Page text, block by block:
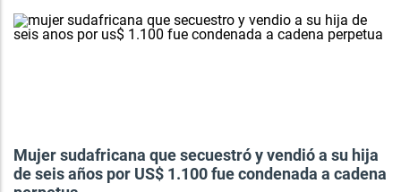
Mujer sudafricana que secuestró y vendió a su hija
de seis años por US$ 1.100 fue condenada a cadena